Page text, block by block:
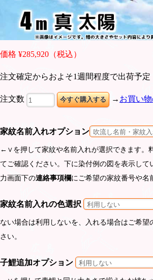
価格 ¥285,920（税込）
注文確定からおよそ1週間程度で出荷予定
注文数 → お買い
家紋名前入れオプション
←∨を押して家紋や名前入れが選択できます。
てご確認ください。下に染付例の図を表示して
力画面下の連絡事項欄にご希望の家紋番号や名
家紋名前入れの色選択
ない場合は利用しないを、入れる場合はご希望
さい。
子鯉追加オプション